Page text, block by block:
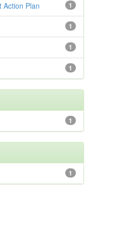
1
Action Plan
1
1
1
1
1